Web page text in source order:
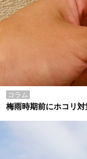
コラム
梅雨時期前にホコリ